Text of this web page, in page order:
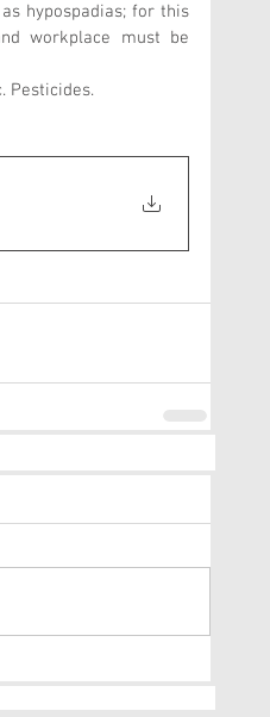
hypospadias; for this
workplace must be
Pesticides.